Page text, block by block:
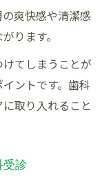
爽快感や清潔感
ります。
てしまうことが
ントです。歯科
取り入れること
受診